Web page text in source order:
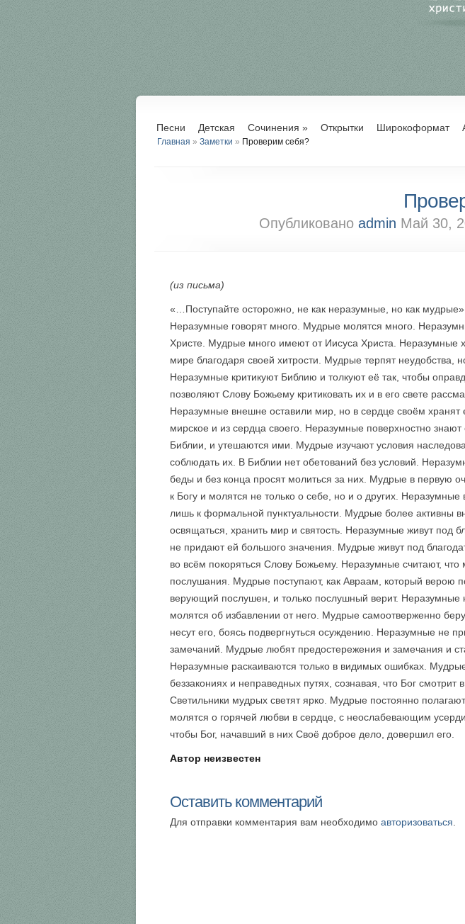
Песни Детская Сочинения » Открытки Широкоформат
Главная » Заметки » Проверим себя?
Опубликовано admin Май 30,
(из письма)
«…Поступайте осторожно, не как неразумные, но как
Неразумные говорят много. Мудрые молятся много.
Христе. Мудрые много имеют от Иисуса Христа. Неразумные
мире благодаря своей хитрости. Мудрые терпят неудобства,
Неразумные критикуют Библию и толкуют её так, чтобы
позволяют Слову Божьему критиковать их и в его свете
Неразумные внешне оставили мир, но в сердце своём хранят
мирское и из сердца своего. Неразумные поверхностно
Библии, и утешаются ими. Мудрые изучают условия
соблюдать их. В Библии нет обетований без условий.
беды и без конца просят молиться за них. Мудрые в первую
к Богу и молятся не только о себе, но и о других.
лишь к формальной пунктуальности. Мудрые более активны
освящаться, хранить мир и святость. Неразумные живут под
не придают ей большого значения. Мудрые живут под
во всём покоряться Слову Божьему. Неразумные считают,
послушания. Мудрые поступают, как Авраам, который верою
верующий послушен, и только послушный верит. Неразумные
молятся об избавлении от него. Мудрые самоотверженно
несут его, боясь подвергнуться осуждению. Неразумные не
замечаний. Мудрые любят предостережения и замечания и
Неразумные раскаиваются только в видимых ошибках.
беззакониях и неправедных путях, сознавая, что Бог смотрит
Светильники мудрых светят ярко. Мудрые постоянно
молятся о горячей любви в сердце, с неослабевающим
чтобы Бог, начавший в них Своё доброе дело, довершил его.
Автор неизвестен
Оставить комментарий
Для отправки комментария вам необходимо авторизоваться